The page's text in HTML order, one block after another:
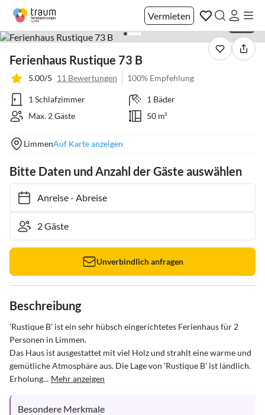
Vermieten
Ferienhaus Rustique 73 B
5.00/5 11 Bewertungen 100% Empfehlung
1 Schlafzimmer
1 Bäder
Max. 2 Gäste
50 m²
LimmenAuf Karte anzeigen
Bitte Daten und Anzahl der Gäste auswählen
Anreise- Abreise
Unverbindlich anfragen
Beschreibung
'Rustique B' ist ein sehr hübsch eingerichtetes Ferienhaus für 2
Personen in Limmen.
Das Haus ist ausgestattet mit viel Holz und strahlt eine warme und
gemütliche Atmosphäre aus. Die Lage von 'Rustique B' ist ländlich.
Erholung... Mehr anzeigen
Besondere Merkmale